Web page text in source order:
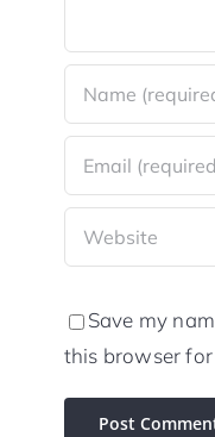
Save my
this browser